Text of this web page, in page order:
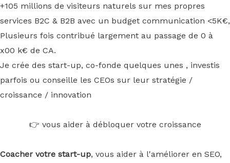
+105 millions de visiteurs naturels sur mes propres
services B2C & B2B avec un budget communication <5K€,
Plusieurs fois contribué largement au passage de 0 à
x00 k€ de CA.
Je crée des start-up, co-fonde quelques unes , investis
parfois ou conseille les CEOs sur leur stratégie /
croissance / innovation
👉 vous aider à débloquer votre croissance
Coacher votre start-up, vous aider à l'améliorer en SEO,